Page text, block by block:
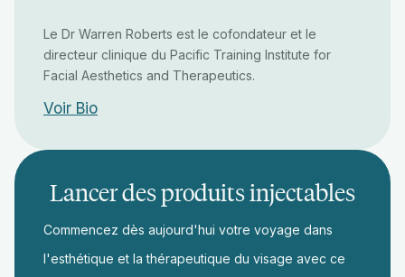
Le Dr Warren Roberts est le cofondateur et le
directeur clinique du Pacific Training Institute for
Facial Aesthetics and Therapeutics.
Voir Bio
Lancer des produits injectables
Commencez dès aujourd'hui votre voyage dans
l'esthétique et la thérapeutique du visage avec ce